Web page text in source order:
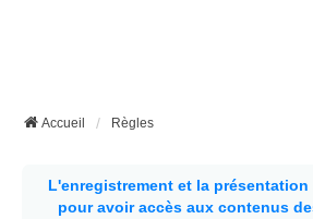
Accueil Règles
L'enregistrement et la
pour avoir accès aux contenus